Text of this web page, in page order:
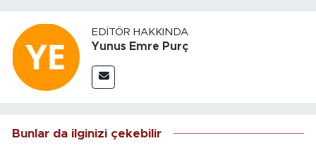
EDITÖR HAKKINDA
Yunus Emre Purç
Bunlar da ilginizi çekebilir